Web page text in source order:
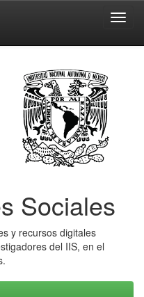
Sociales
y recursos digitales
del IIS, en el